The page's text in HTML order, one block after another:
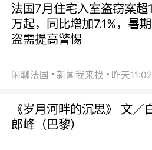
法国7月住宅入室盗窃案超
万起，同比增加7.1%，暑
盗需提高警惕
闲聊法国 新闻我来找 昨天11:02
《岁月河畔的沉思》 文／
郎峰（巴黎）